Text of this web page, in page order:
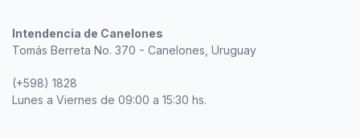
Intendencia de Canelones
Tomás Berreta No. 370 - Canelones, Uruguay
(+598) 1828
Lunes a Viernes de 09:00 a 15:30 hs.